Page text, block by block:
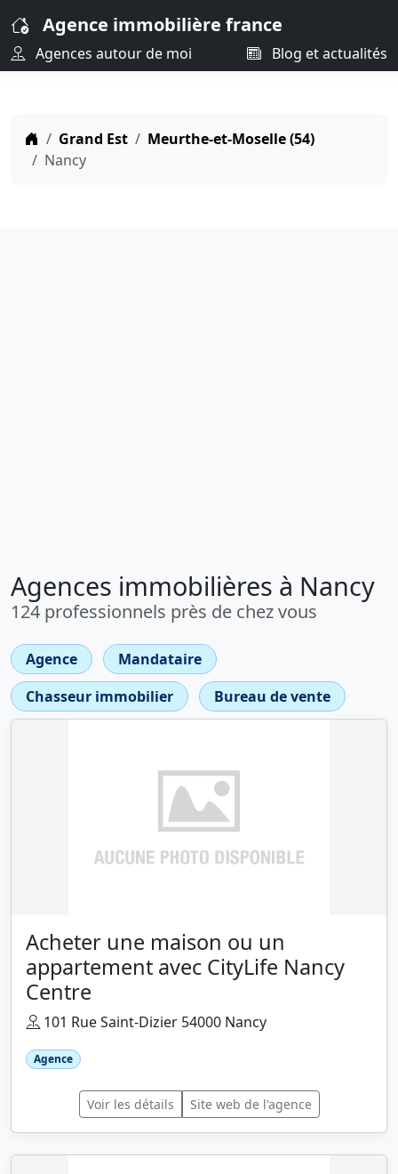
Agence immobilière france
Agences autour de moi Blog et actualités
Grand Est
Meurthe-et-Moselle (54)
Nancy
Agences immobilières à Nancy
124 professionnels près de chez vous
Agence
Mandataire
Chasseur immobilier
Bureau de vente
Acheter une maison ou un
appartement avec CityLife Nancy
Centre
101 Rue Saint-Dizier 54000 Nancy
Agence
Voir les détails Site web de l'agence